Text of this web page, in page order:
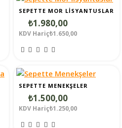
SEPETTE MOR LISYANTUSLAR
₺1.980,00
KDV Hariç₺1.650,00
SEPETTE MENEKŞELER
₺1.500,00
KDV Hariç₺1.250,00